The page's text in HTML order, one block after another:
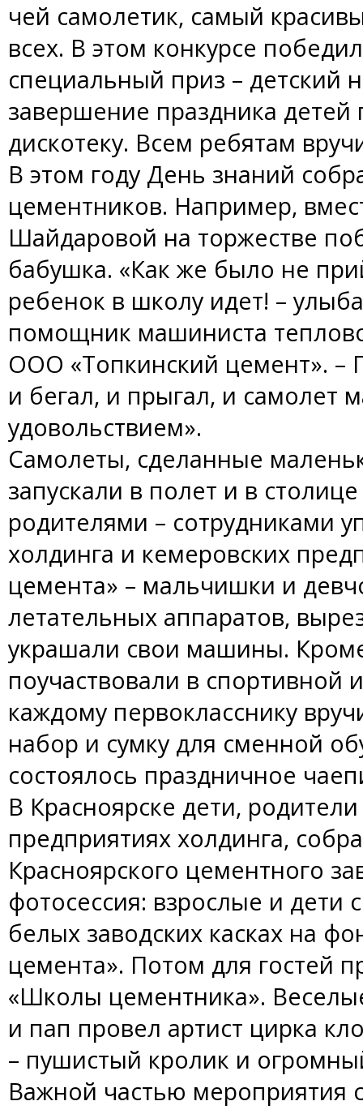
чей самолетик, самый
всех. В этом конкурсе
специальный приз – детский
завершение праздника детей
дискотеку. Всем ребятам
В этом году День знаний
цементников. Например,
Шайдаровой на торжестве
бабушка. «Как же было не
ребенок в школу идет! –
помощник машиниста
ООО «Топкинский цемент». –
и бегал, и прыгал, и самолет
удовольствием».
Самолеты, сделанные
запускали в полет и в
родителями – сотрудниками
холдинга и кемеровских
цемента» – мальчишки и
летательных аппаратов,
украшали свои машины.
поучаствовали в спортивной
каждому первокласснику
набор и сумку для сменной
состоялось праздничное
В Красноярске дети,
предприятиях холдинга,
Красноярского цементного
фотосессия: взрослые и дети
белых заводских касках на
цемента». Потом для гостей
«Школы цементника».
и пап провел артист цирка
– пушистый кролик и
Важной частью мероприятия